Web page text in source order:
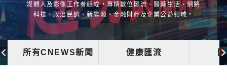
媒體人及影像工作者組成，專精數位匯流、醫藥生活、網路
科技、政治民調、新能源、金融財經及企業公益領域。
所有CNEWS新聞 健康匯流